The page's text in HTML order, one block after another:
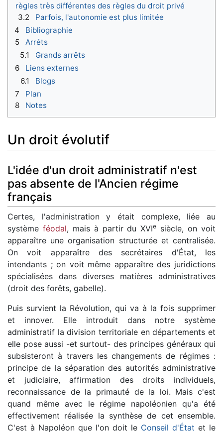
règles très différentes des règles du droit privé
3.2
Parfois, l'autonomie est plus limitée
4
Bibliographie
5
Arrêts
5.1
Grands arrêts
6
Liens externes
6.1
Blogs
7
Plan
8
Notes
Un droit évolutif
L'idée d'un droit administratif n'est
pas absente de l'Ancien régime
français
Certes, l'administration y était complexe, liée au
système féodal, mais à partir du XVIe siècle, on voit
apparaître une organisation structurée et centralisée.
On voit apparaître des secrétaires d'État, les
intendants ; on voit même apparaître des juridictions
spécialisées dans diverses matières administratives
(droit des forêts, gabelle).
Puis survient la Révolution, qui va à la fois supprimer
et innover. Elle introduit dans notre système
administratif la division territoriale en départements et
elle pose aussi -et surtout- des principes généraux qui
subsisteront à travers les changements de régimes :
principe de la séparation des autorités administrative
et judiciaire, affirmation des droits individuels,
reconnaissance de la primauté de la loi. Mais c'est
quand même avec le régime napoléonien qu'a été
effectivement réalisée la synthèse de cet ensemble.
C'est à Napoléon que l'on doit le Conseil d'État et le